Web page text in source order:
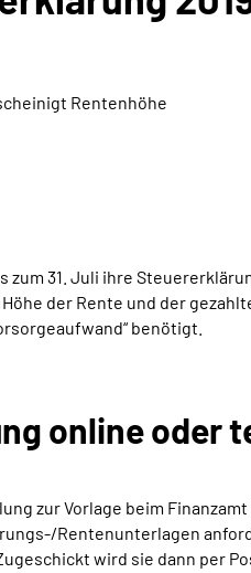
Rentenhöhe
zum 31. Juli ihre
der Rente und der
benötigt.
online oder
zur Vorlage beim
Rentenunterlagen
wird sie dann per